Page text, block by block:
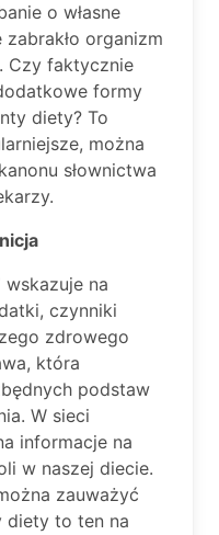
o własne
organizm
Czy faktycznie
formy
diety? To
można
słownictwa
wskazuje na
czynniki
zdrowego
która
podstaw
W sieci
informacje na
w naszej diecie.
zauważyć
diety to ten na